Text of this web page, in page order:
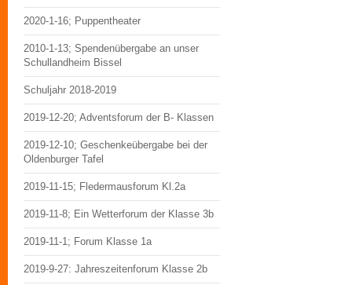
2020-1-16; Puppentheater
2010-1-13; Spendenübergabe an unser
Schullandheim Bissel
Schuljahr 2018-2019
2019-12-20; Adventsforum der B- Klassen
2019-12-10; Geschenkeübergabe bei der
Oldenburger Tafel
2019-11-15; Fledermausforum Kl.2a
2019-11-8; Ein Wetterforum der Klasse 3b
2019-11-1; Forum Klasse 1a
2019-9-27: Jahreszeitenforum Klasse 2b